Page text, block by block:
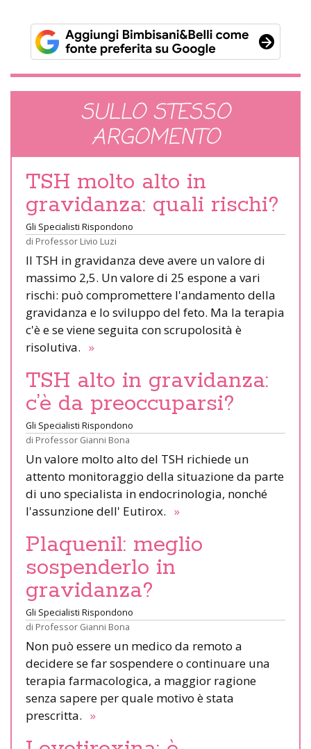
SULLO STESSO
ARGOMENTO
TSH molto alto in
gravidanza: quali rischi?
Gli Specialisti Rispondono
di Professor Livio Luzi
Il TSH in gravidanza deve avere un valore di
massimo 2,5. Un valore di 25 espone a vari
rischi: può compromettere l'andamento della
gravidanza e lo sviluppo del feto. Ma la terapia
c'è e se viene seguita con scrupolosità è
risolutiva. »
TSH alto in gravidanza:
c’è da preoccuparsi?
Gli Specialisti Rispondono
di Professor Gianni Bona
Un valore molto alto del TSH richiede un
attento monitoraggio della situazione da parte
di uno specialista in endocrinologia, nonché
l'assunzione dell' Eutirox. »
Plaquenil: meglio
sospenderlo in
gravidanza?
Gli Specialisti Rispondono
di Professor Gianni Bona
Non può essere un medico da remoto a
decidere se far sospendere o continuare una
terapia farmacologica, a maggior ragione
senza sapere per quale motivo è stata
prescritta. »